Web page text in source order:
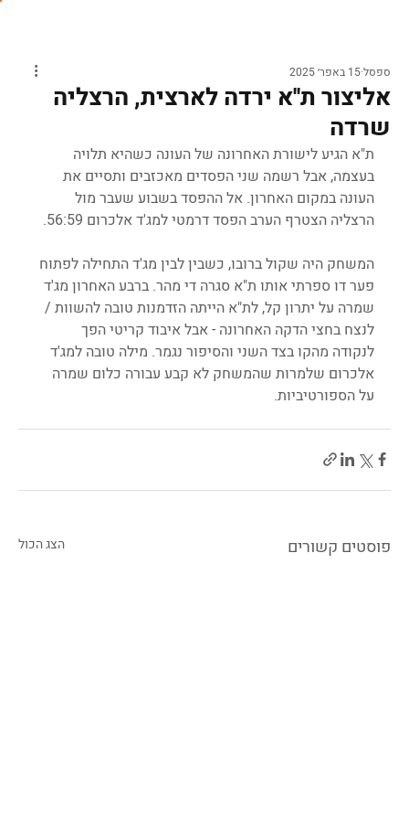
אליצור ת''א ירדה לארצית, הרצליה
שרדה
ספסל15 באפר׳ 2025
ת"א הגיע לישורת האחרונה של העונה כשהיא תלויה
בעצמה, אבל רשמה שני הפסדים מאכזבים ותסיים את
העונה במקום האחרון. אל ההפסד בשבוע שעבר מול
הרצליה הצטרף הערב הפסד דרמטי למג'ד אלכרום 56:59.
המשחק היה שקול ברובו, כשבין לבין מג'ד התחילה לפתוח
פער דו ספרתי אותו ת"א סגרה די מהר. ברבע האחרון מג'ד
שמרה על יתרון קל, לת"א הייתה הזדמנות טובה להשוות /
לנצח בחצי הדקה האחרונה - אבל איבוד קריטי הפך
לנקודה מהקו בצד השני והסיפור נגמר. מילה טובה למג'ד
אלכרום שלמרות שהמשחק לא קבע עבורה כלום שמרה
על הספורטיביות.
פוסטים קשורים הצג הכול